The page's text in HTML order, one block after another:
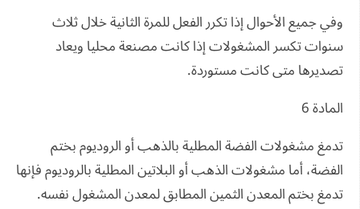
وفي جميع الأحوال إذا تكرر الفعل للمرة الثانية خلال ثلاث
سنوات تكسر المشغولات إذا كانت مصنعة محليا ويعاد
تصديرها متى كانت مستوردة.
المادة 6
تدمغ مشغولات الفضة المطلية بالذهب أو الروديوم بختم
الفضة، أما مشغولات الذهب أو البلاتين المطلية بالروديوم فإنها
تدمغ بختم المعدن الثمين المطابق لمعدن المشغول نفسه.